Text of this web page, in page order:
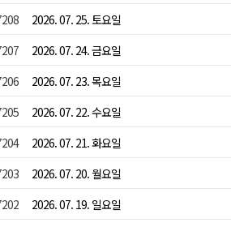
2026. 07. 25. 토요일
2026. 07. 24. 금요일
2026. 07. 23. 목요일
2026. 07. 22. 수요일
2026. 07. 21. 화요일
2026. 07. 20. 월요일
2026. 07. 19. 일요일